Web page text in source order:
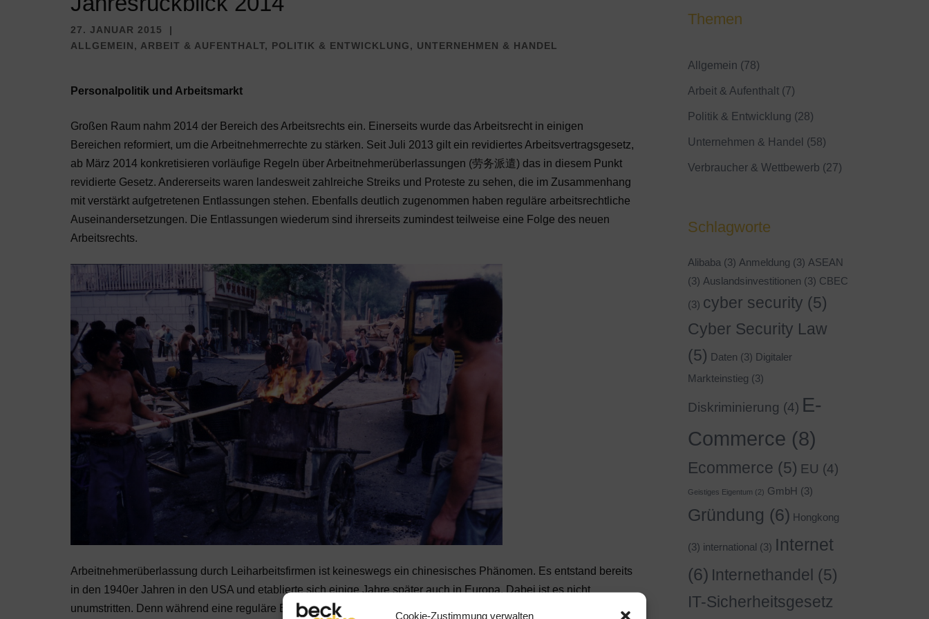
Cookie-Zustimmung verwalten
27. JANUAR 2015
ALLGEMEIN, ARBEIT & AUFENTHALT, POLITIK & ENTWICKLUNG, UNTERNEHMEN & HANDEL
Personalpolitik und Arbeitsmarkt
Großen Raum nahm 2014 der Bereich des Arbeitsrechts ein. Einerseits wurde das Arbeitsrecht in einigen
Bereichen reformiert, um die Arbeitnehmerrechte zu stärken. Seit Juli 2013 gilt ein revidiertes Arbeitsvertragsgesetz,
ab März 2014 konkretisieren vorläufige Regeln über Arbeitnehmerüberlassungen (劳务派遣) das in diesem Punkt
revidierte Gesetz. Andererseits waren landesweit zahlreiche Streiks und Proteste zu sehen, die im Zusammenhang
mit verstärkt aufgetretenen Entlassungen stehen. Ebenfalls deutlich zugenommen haben reguläre arbeitsrechtliche
Auseinandersetzungen. Die Entlassungen wiederum sind ihrerseits zumindest teilweise eine Folge des neuen
Arbeitsrechts.
Arbeitnehmerüberlassung durch Leiharbeitsfirmen ist keineswegs ein chinesisches Phänomen. Es entstand bereits
in den 1940er Jahren in den USA und etablierte sich einige Jahre später auch in Europa. Dabei ist es nicht
unumstritten. Denn während eine reguläre Belegschaft sämtliche arbeitsvertraglichen Rechte gegenüber ihrem
Themen
Allgemein (78)
Arbeit & Aufenthalt(7)
Politik & Entwicklung (28)
Unternehmen & Handel (58)
Verbraucher & Wettbewerb (27)
Schlagworte
Alibaba (3) Anmeldung (3) ASEAN
(3) Auslandsinvestitionen (3) CBEC
(3) cyber security (5)
Cyber Security Law
(5) Daten (3) Digitaler
Markteinstieg (3)
Diskriminierung (4) E-
Commerce (8)
Ecommerce (5) EU (4)
Geistiges Eigentum (2) GmbH (3)
Gründung (6) Hongkong
(3) international (3) Internet
(6) Internethandel (5)
IT-Sicherheitsgesetz